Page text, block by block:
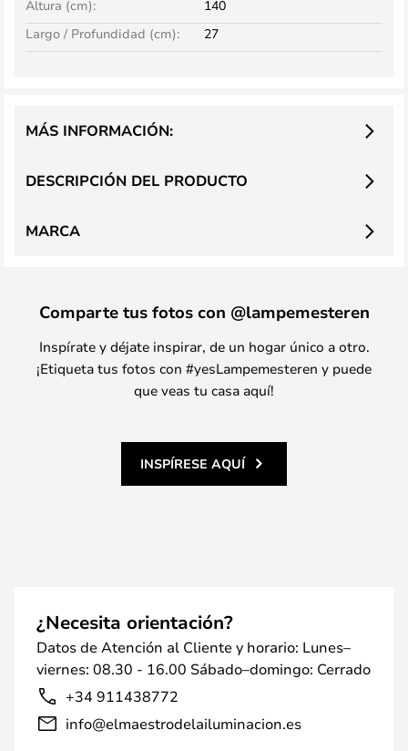
Altura (cm):
140
Largo / Profundidad (cm):
27
DESCRIPCIÓN DEL PRODUCTO
MÁS INFORMACIÓN:
MARCA
Comparte tus fotos con @lampemesteren
Inspírate y déjate inspirar, de un hogar único a otro.
¡Etiqueta tus fotos con #yesLampemesteren y puede
que veas tu casa aquí!
INSPÍRESE AQUÍ
¿Necesita orientación?
Datos de Atención al Cliente y horario: Lunes–
viernes: 08.30 - 16.00 Sábado–domingo: Cerrado
+34 911438772
info@elmaestrodelailuminacion.es